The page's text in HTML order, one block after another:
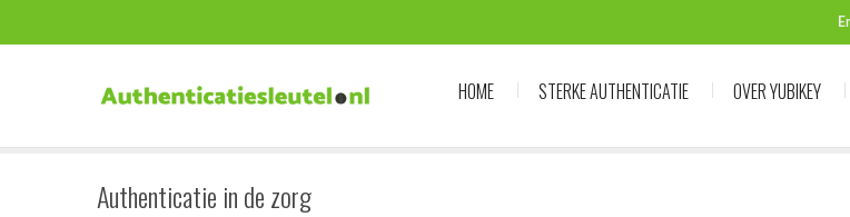
HOME STERKE AUTHENTICATIE OVER YUBIKEY
Authenticatie in de zorg